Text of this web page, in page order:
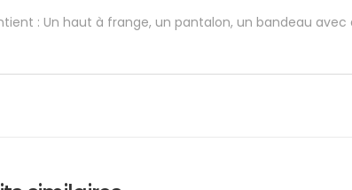
: Un haut à frange, un pantalon, un bandeau avec